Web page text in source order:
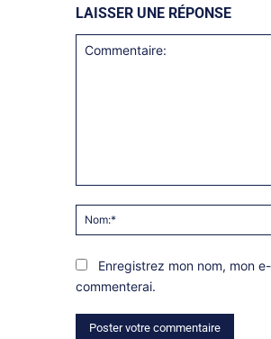
LAISSER UNE RÉPONSE
Enregistrez mon nom, mon
commenterai.